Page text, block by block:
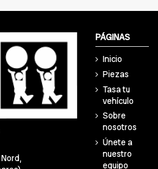
PÁGINAS
Inicio
Piezas
Tasa tu
vehículo
Sobre
nosotros
Únete a
nuestro
equipo